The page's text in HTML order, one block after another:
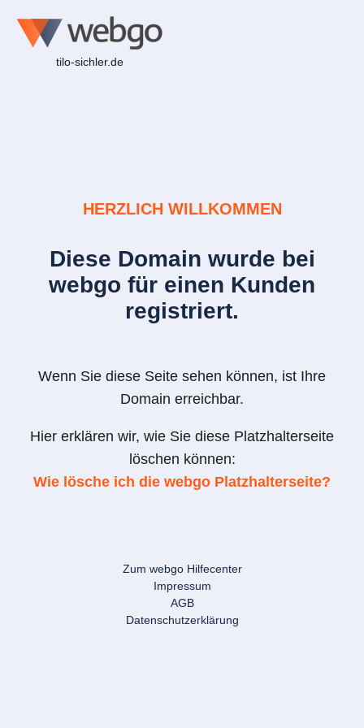
tilo-sichler.de
HERZLICH WILLKOMMEN
Diese Domain wurde bei
webgo für einen Kunden
registriert.
Wenn Sie diese Seite sehen können, ist Ihre
Domain erreichbar.
Hier erklären wir, wie Sie diese Platzhalterseite
löschen können:
Wie lösche ich die webgo Platzhalterseite?
Zum webgo Hilfecenter
Impressum
AGB
Datenschutzerklärung